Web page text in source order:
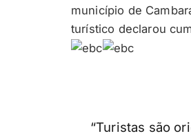
município de
turístico declarou
“Turistas são